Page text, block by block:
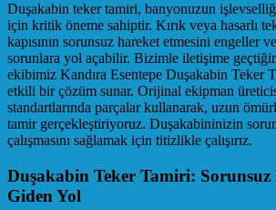
Duşakabin teker tamiri, banyonuzun
için kritik öneme sahiptir. Kırık veya hasarlı
kapısının sorunsuz hareket etmesini engeller
sorunlara yol açabilir. Bizimle iletişime
ekibimiz Kandıra Esentepe Duşakabin Teker
etkili bir çözüm sunar. Orijinal ekipman
standartlarında parçalar kullanarak, uzun
tamir gerçekleştiriyoruz. Duşakabininizin
çalışmasını sağlamak için titizlikle çalışırız.
Duşakabin Teker Tamiri:
Giden Yol